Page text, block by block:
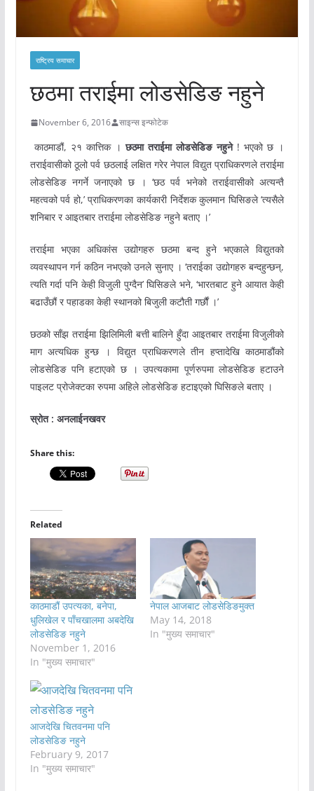
राष्ट्रिय समाचार
छठमा तराईमा लोडसेडिङ नहुने
November 6, 2016 साइन्स इन्फोटेक
काठमाडौं, २१ कात्तिक ।छठमा तराईमा लोडसेडिङ नहुने! भएको छ ।
तराईवासीको ठूलो पर्व छठलाई लक्षित गरेर नेपाल विद्युत प्राधिकरणले तराईमा
लोडसेडिङ नगर्ने जनाएको छ । ‘छठ पर्व भनेको तराईवासीको अत्यन्तै
महत्वको पर्व हो,’ प्राधिकरणका कार्यकारी निर्देशक कुलमान घिसिङले ‘त्यसैले
शनिबार र आइतबार तराईमा लोडसेडिङ नहुने बताए ।’
तराईमा भएका अधिकांस उद्योगहरु छठमा बन्द हुने भएकाले विद्युतको
व्यवस्थापन गर्न कठिन नभएको उनले सुनाए । ‘तराईका उद्योगहरु बन्दहुन्छन्,
त्यति गर्दा पनि केही विजुली पुग्दैन’ घिसिङले भने, ‘भारतबाट हुने आयात केही
बढाउँछौं र पहाडका केही स्थानको बिजुली कटौती गर्छौं ।’
छठको साँझ तराईमा झिलिमिली बत्ती बालिने हुँदा आइतबार तराईमा विजुलीको
माग अत्यधिक हुन्छ । विद्युत प्राधिकरणले तीन हप्तादेखि काठमाडौंको
लोडसेडिङ पनि हटाएको छ । उपत्यकामा पूर्णरुपमा लोडसेडिङ हटाउने
पाइलट प्रोजेक्टका रुपमा अहिले लोडसेडिङ हटाइएको घिसिङले बताए ।
स्रोत : अनलाईनखवर
Share this:
Related
काठमाडौं उपत्यका, बनेपा,
धुलिखेल र पाँचखालमा अबदेखि
लोडसेडिङ नहुने
November 1, 2016
In "मुख्य समाचार"
नेपाल आजबाट लोडसेडिङमुक्त
May 14, 2018
In "मुख्य समाचार"
आजदेखि चितवनमा पनि
लोडसेडिङ नहुने
February 9, 2017
In "मुख्य समाचार"